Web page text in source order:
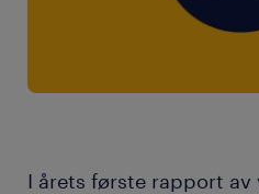
I årets første rapport av